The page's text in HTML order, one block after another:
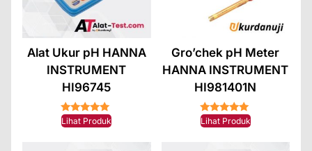
Alat Ukur pH HANNA
INSTRUMENT
HI96745
★★★★★
Lihat Produk
Gro’chek pH Meter
HANNA INSTRUMENT
HI981401N
★★★★★
Lihat Produk